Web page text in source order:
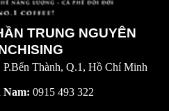
TRUNG NGUYÊN
Thành, Q.1, Hồ Chí Minh
Nam: 0915 493 322